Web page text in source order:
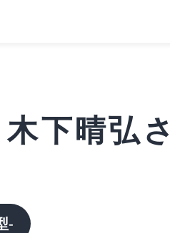
下晴弘
-